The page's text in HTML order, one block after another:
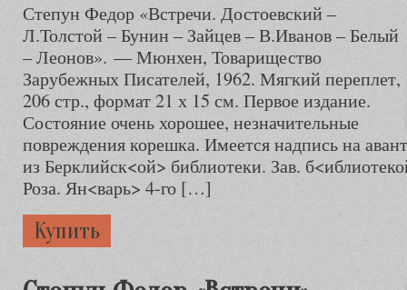
Степун Федор «Встречи. Достоевский –
Л.Толстой – Бунин – Зайцев – В.Иванов – Белый
– Леонов». — Мюнхен, Товарищество
Зарубежных Писателей, 1962. Мягкий переплет,
206 стр., формат 21 х 15 см. Первое издание.
Состояние очень хорошее, незначительные
повреждения корешка. Имеется надпись на
из Берклийск<ой> библиотеки. Зав.
Роза. Ян<варь> 4-го […]
Купить